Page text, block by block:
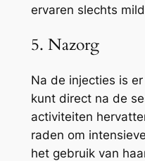
ervaren slechts
5. Nazorg
Na de injecties is
kunt direct na de
activiteiten
raden om
het gebruik van